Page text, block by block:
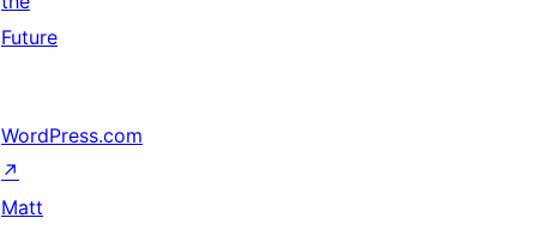
Future
WordPress.com
↗
Matt